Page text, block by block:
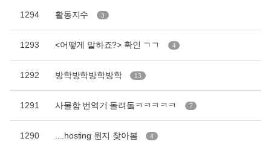
1294 활동지수 3
1293 <어떻게 말하죠?> 확인 ㄱㄱ 4
1292 방학방학방학방학 13
1291 사물함 번역기 돌려돜ㅋㅋㅋㅋㅋ 7
1290 ....hosting 뭔지 찾아봄 4